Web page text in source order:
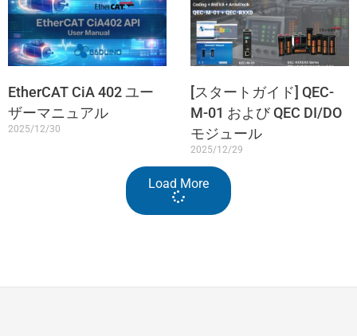
EtherCAT CiA 402 ユー
ザーマニュアル
2025/12/30
[スタートガイド] QEC-
M-01 および QEC DI/DO
モジュール
2025/12/29
Load More